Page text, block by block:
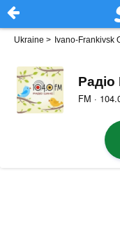
Ukraine > Ivano-Frankivsk
FM ·